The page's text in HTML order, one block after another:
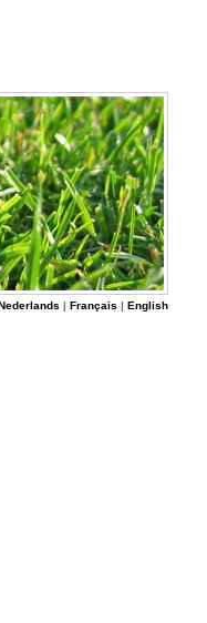
| Français | English